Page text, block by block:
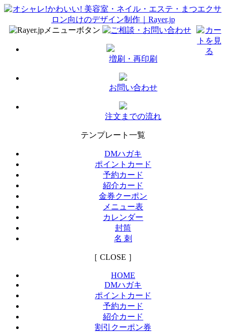
増刷・再印刷
お問い合わせ
注文までの流れ
テンプレート一覧
DMハガキ
ポイントカード
予約カード
紹介カード
金券クーポン
メニュー表
カレンダー
封筒
名 刺
［ CLOSE ］
HOME
DMハガキ
ポイントカード
予約カード
紹介カード
割引クーポン券